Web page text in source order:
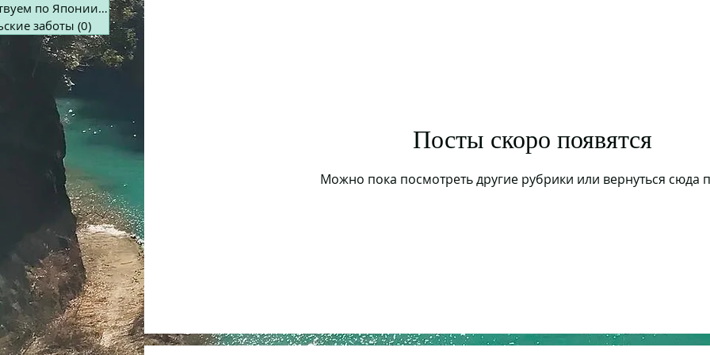
Путешествуем по Японии(0)0 постов
заботы (0) 0 постов
Посты скоро появятся
Можно пока посмотреть другие рубрики или вернуться сюда